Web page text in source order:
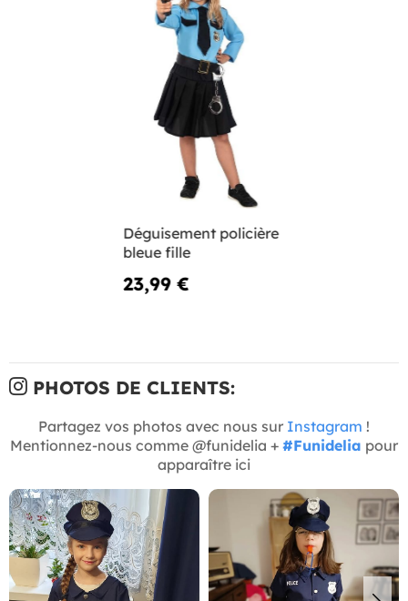
Déguisement policière
bleue fille
23,99 €
PHOTOS DE CLIENTS:
Partagez vos photos avec nous sur Instagram !
Mentionnez-nous comme @funidelia + #Funidelia pour
apparaître ici